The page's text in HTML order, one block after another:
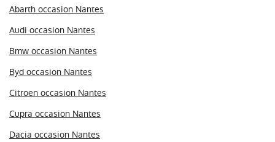
Abarth occasion Nantes
Audi occasion Nantes
Bmw occasion Nantes
Byd occasion Nantes
Citroen occasion Nantes
Cupra occasion Nantes
Dacia occasion Nantes